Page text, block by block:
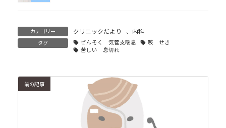
カテゴリー クリニックだより 、 内科
タグ ぜんそく 気管支喘息
咳 せき
苦しい 息切れ
前の記事